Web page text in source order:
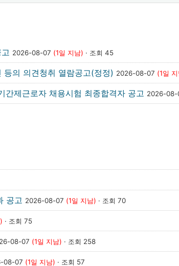
2026-08-07 (1일 지남) · 조회 45
의 의견청취 열람공고(정정) 2026-08-07 (1일
제근로자 채용시험 최종합격자 공고 2026-08-
공고 2026-08-07 (1일 지남) · 조회 70
· 조회 75
08-07 (1일 지남) · 조회 258
08-07 (1일 지남) · 조회 57